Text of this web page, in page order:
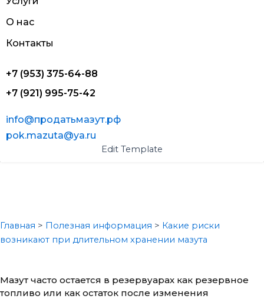
О нас
Контакты
+7 (953) 375-64-88
+7 (921) 995-75-42
info@продатьмазут.рф
pok.mazuta@ya.ru
Edit Template
Главная > Полезная информация > Какие риски
возникают при длительном хранении мазута
Мазут часто остается в резервуарах как резервное
топливо или как остаток после изменения